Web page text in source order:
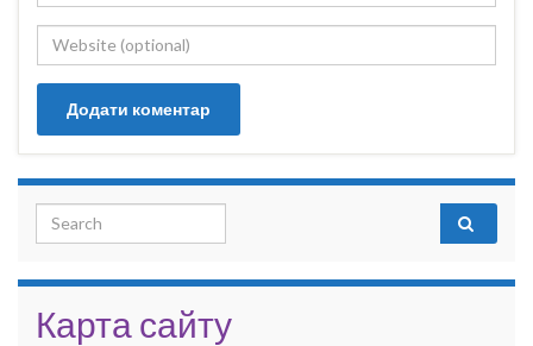
Search for:
Карта сайту